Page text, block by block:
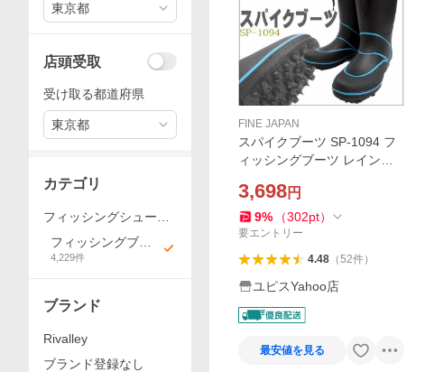
FINE JAPAN
スパイクブーツ SP-1094 フ
ィッシングブーツ レインブ
業 山林 漁業 釣り
3,698円
9% （302pt）
要エントリー
4.48（52件）
ユピスYahoo店
最安値を見る
東京都
店頭受取
受け取る都道府県
東京都
カテゴリ
フィッシングシュー
ズ、ブーツ
フィッシングブー
ツ
4,229件
ブランド
Rivalley
ブランド登録なし